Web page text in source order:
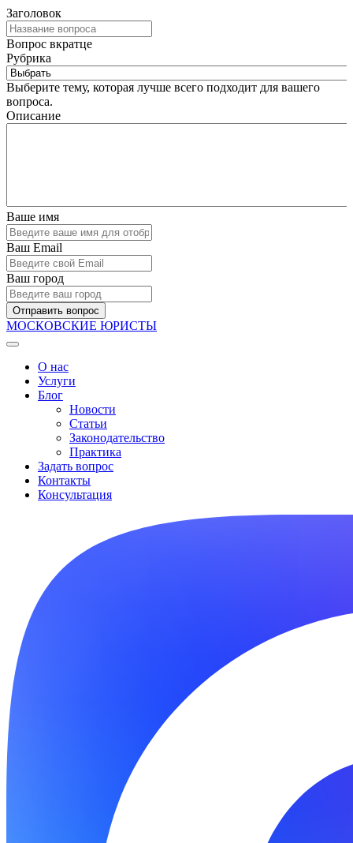
Заголовок
Вопрос вкратце
Рубрика
Выберите тему, которая лучше всего подходит для вашего
вопроса.
Описание
Ваше имя
Ваш Email
Ваш город
Отправить вопрос
МОСКОВСКИЕ ЮРИСТЫ
О нас
Услуги
Блог
Новости
Статьи
Законодательство
Практика
Задать вопрос
Контакты
Консультация